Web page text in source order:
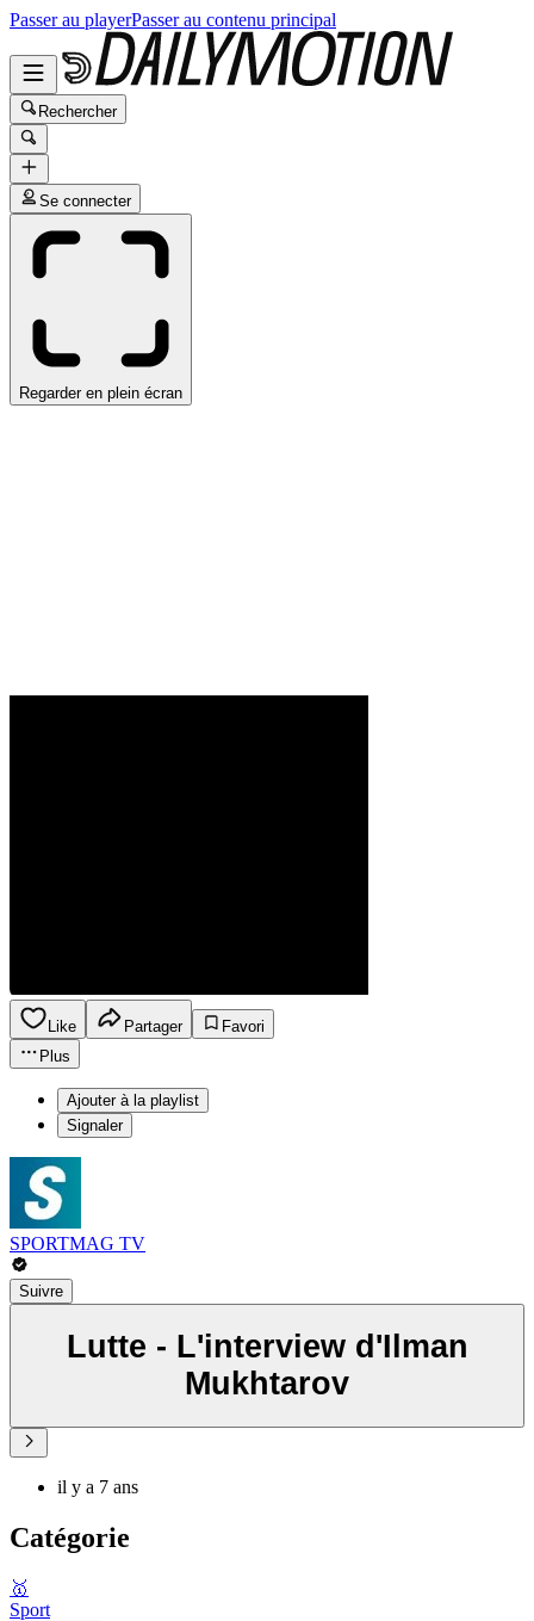
Passer au playerPasser au contenu principal
Rechercher
Se connecter
Regarder en plein écran
Like Partager
Favori
Plus
Ajouter à la playlist
Signaler
SPORTMAG TV
Suivre
Lutte - L'interview d'Ilman
Mukhtarov
il y a 7 ans
Catégorie
🥇
Sport